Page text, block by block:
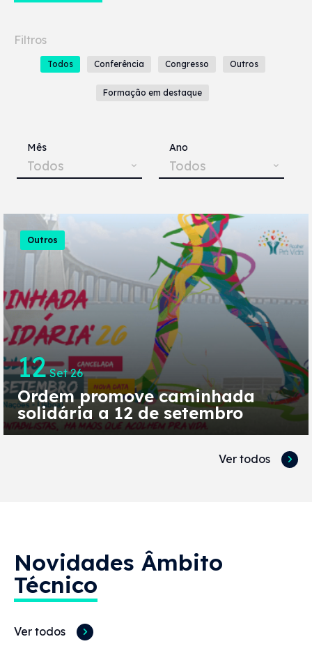
Todos Conferência Congresso Outros
Formação em destaque
Mês
Todos
Ano
Todos
Outros
12Set 26
Ordem promove caminhada
solidária a 12 de setembro
Ver todos
Novidades Âmbito
Técnico
Ver todos